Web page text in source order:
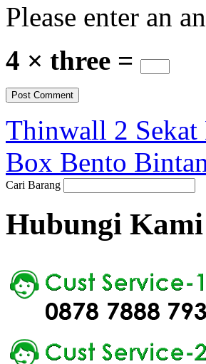
Please enter an
4 × three =
Thinwall 2
Box Bento
Cari Barang
Hubungi Kami